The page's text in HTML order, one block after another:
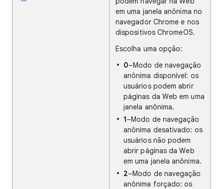
em uma janela anônima no
navegador Chrome e nos
dispositivos ChromeOS.
Escolha uma opção:
0–Modo de navegação
anônima disponível: os
usuários podem abrir
páginas da Web em uma
janela anônima.
1–Modo de navegação
anônima desativado: os
usuários não podem
abrir páginas da Web
em uma janela anônima.
2–Modo de navegação
anônima forçado: os